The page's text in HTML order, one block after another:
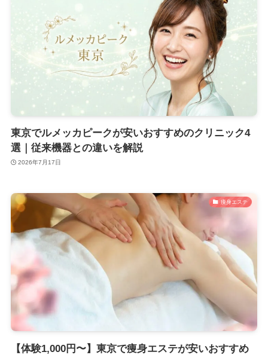
東京でルメッカピークが安いおすすめのクリニック4
選｜従来機器との違いを解説
2026年7月17日
痩身エステ
【体験1,000円〜】東京で痩身エステが安いおすすめ